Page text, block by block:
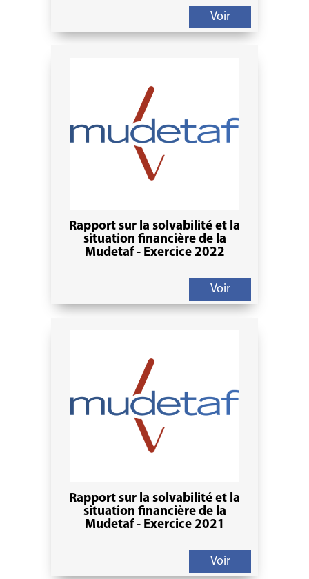
Voir
Rapport sur la solvabilité et la
situation financière de la
Mudetaf - Exercice 2022
Voir
Rapport sur la solvabilité et la
situation financière de la
Mudetaf - Exercice 2021
Voir